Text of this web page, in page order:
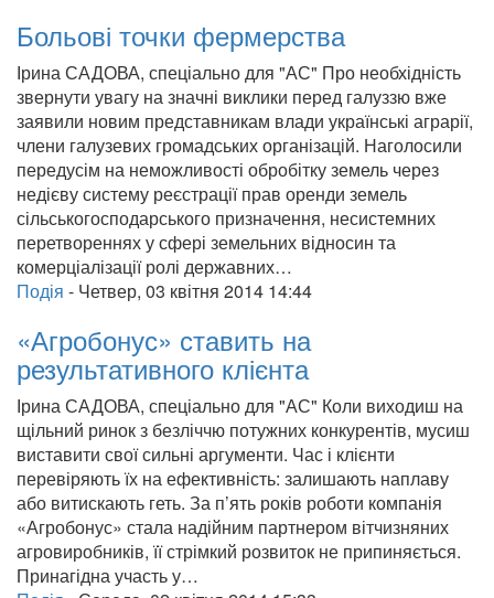
Больові точки фермерства
Ірина САДОВА, спеціально для "АС" Про необхідність
звернути увагу на значні виклики перед галуззю вже
заявили новим представникам влади українські аграрії,
члени галузевих громадських організацій. Наголосили
передусім на неможливості обробітку земель через
недієву систему реєстрації прав оренди земель
сільськогосподарського призначення, несистемних
перетвореннях у сфері земельних відносин та
комерціалізації ролі державних…
Подія - Четвер, 03 квітня 2014 14:44
«Агробонус» ставить на
результативного клієнта
Ірина САДОВА, спеціально для "АС" Коли виходиш на
щільний ринок з безліччю потужних конкурентів, мусиш
виставити свої сильні аргументи. Час і клієнти
перевіряють їх на ефективність: залишають наплаву
або витискають геть. За п’ять років роботи компанія
«Агробонус» стала надійним партнером вітчизняних
агровиробників, її стрімкий розвиток не припиняється.
Принагідна участь у…